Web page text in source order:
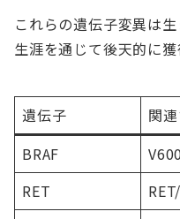
これらの遺伝子変異は
生涯を通じて後天的に獲
遺伝子
関
BRAF
RET